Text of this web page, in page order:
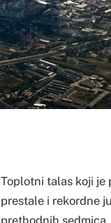
Toplotni talas koji je
prestale i rekordne
prethodnih sedmica.